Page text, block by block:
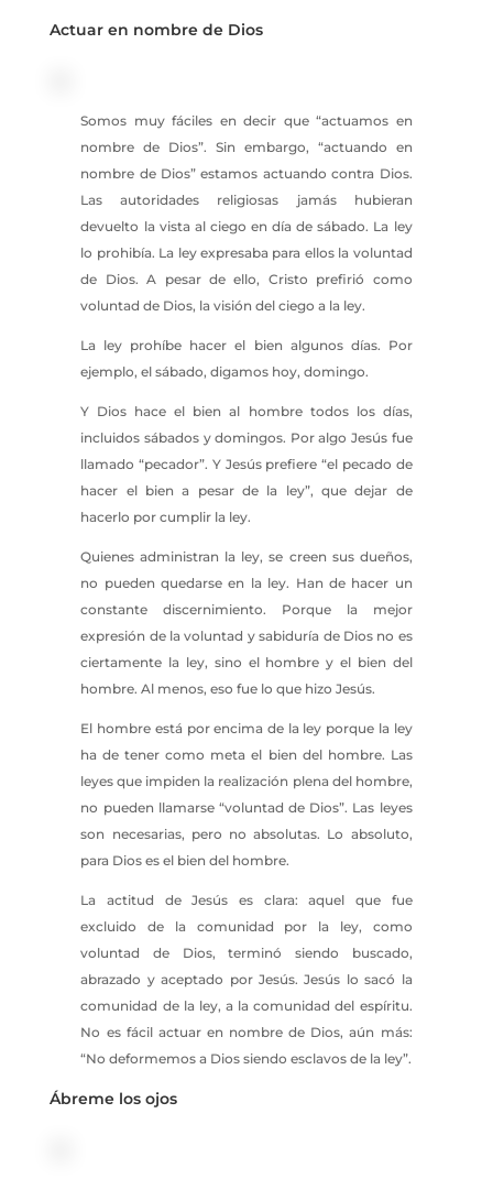
Actuar en nombre de Dios
Somos muy fáciles en decir que “actuamos en
nombre de Dios”. Sin embargo, “actuando en
nombre de Dios” estamos actuando contra Dios.
Las autoridades religiosas jamás hubieran
devuelto la vista al ciego en día de sábado. La ley
lo prohibía. La ley expresaba para ellos la voluntad
de Dios. A pesar de ello, Cristo prefirió como
voluntad de Dios, la visión del ciego a la ley.
La ley prohíbe hacer el bien algunos días. Por
ejemplo, el sábado, digamos hoy, domingo.
Y Dios hace el bien al hombre todos los días,
incluidos sábados y domingos. Por algo Jesús fue
llamado “pecador”. Y Jesús prefiere “el pecado de
hacer el bien a pesar de la ley”, que dejar de
hacerlo por cumplir la ley.
Quienes administran la ley, se creen sus dueños,
no pueden quedarse en la ley. Han de hacer un
constante discernimiento. Porque la mejor
expresión de la voluntad y sabiduría de Dios no es
ciertamente la ley, sino el hombre y el bien del
hombre. Al menos, eso fue lo que hizo Jesús.
El hombre está por encima de la ley porque la ley
ha de tener como meta el bien del hombre. Las
leyes que impiden la realización plena del hombre,
no pueden llamarse “voluntad de Dios”. Las leyes
son necesarias, pero no absolutas. Lo absoluto,
para Dios es el bien del hombre.
La actitud de Jesús es clara: aquel que fue
excluido de la comunidad por la ley, como
voluntad de Dios, terminó siendo buscado,
abrazado y aceptado por Jesús. Jesús lo sacó la
comunidad de la ley, a la comunidad del espíritu.
No es fácil actuar en nombre de Dios, aún más:
“No deformemos a Dios siendo esclavos de la ley”.
Ábreme los ojos